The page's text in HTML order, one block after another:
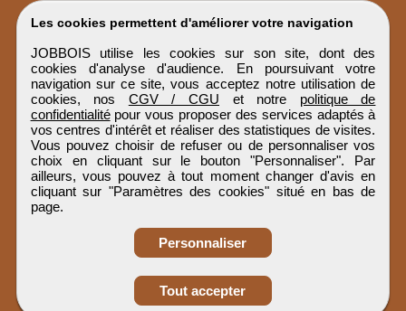
Obtenir ses
coordonnées
Les cookies permettent d'améliorer votre navigation
JOBBOIS utilise les cookies sur son site, dont des
cookies d'analyse d'audience. En poursuivant votre
navigation sur ce site, vous acceptez notre utilisation de
cookies, nos CGV / CGU et notre politique de
confidentialitépour vous proposer des services adaptés à
vos centres d'intérêt et réaliser des statistiques de visites.
Vous pouvez choisir de refuser ou de personnaliser vos
choix en cliquant sur le bouton "Personnaliser". Par
ailleurs, vous pouvez à tout moment changer d'avis en
cliquant sur "Paramètres des cookies" situé en bas de
page.
Personnaliser
Tout accepter
JOBBOIS